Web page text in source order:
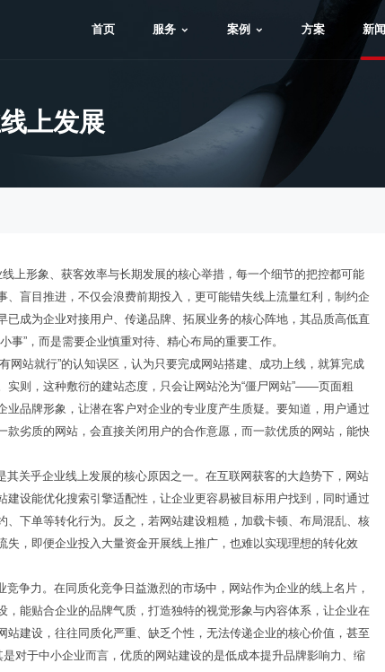
首页 服务 案例 方案 新闻
上发展
上形象、获客效率与长期发展的核心举措，每一个细节的把控都可能
盲目推进，不仅会浪费前期投入，更可能错失线上流量红利，制约企
成为企业对接用户、传递品牌、拓展业务的核心阵地，其品质高低直
”，而是需要企业慎重对待、精心布局的重要工作。
网站就行”的认知误区，认为只要完成网站搭建、成功上线，就算完成
则，这种敷衍的建站态度，只会让网站沦为“僵尸网站”——页面粗
品牌形象，让潜在客户对企业的专业度产生质疑。要知道，用户通过
劣质的网站，会直接关闭用户的合作意愿，而一款优质的网站，能快
关乎企业线上发展的核心原因之一。在互联网获客的大趋势下，网站
设能优化搜索引擎适配性，让企业更容易被目标用户找到，同时通过
下单等转化行为。反之，若网站建设粗糙，加载卡顿、布局混乱、核
，即便企业投入大量资金开展线上推广，也难以实现理想的转化效
争力。在同质化竞争日益激烈的市场中，网站作为企业的线上名片，
能贴合企业的品牌气质，打造独特的视觉形象与内容体系，让企业在
建设，往往同质化严重、缺乏个性，无法传递企业的核心价值，甚至
对于中小企业而言，优质的网站建设的是低成本提升品牌影响力、缩